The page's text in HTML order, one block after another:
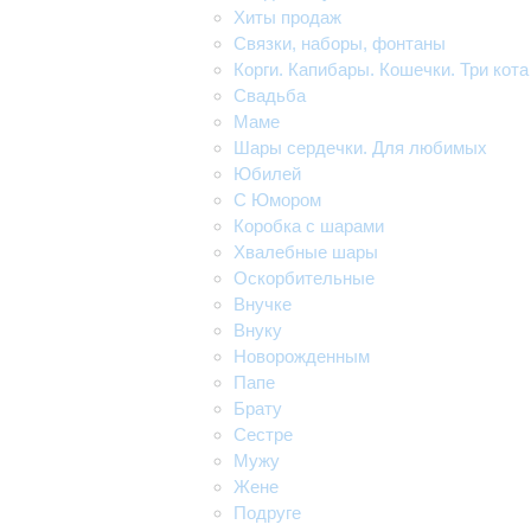
Хиты продаж
Связки, наборы, фонтаны
Корги. Капибары. Кошечки. Три кота
Свадьба
Маме
Шары сердечки. Для любимых
Юбилей
С Юмором
Коробка с шарами
Хвалебные шары
Оскорбительные
Внучке
Внуку
Новорожденным
Папе
Брату
Сестре
Мужу
Жене
Подруге